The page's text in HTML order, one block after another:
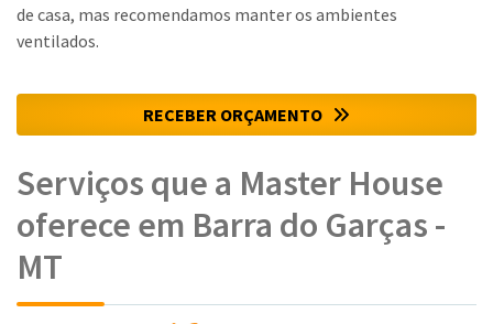
de casa, mas recomendamos manter os ambientes
ventilados.
RECEBER ORÇAMENTO
Serviços que a Master House
oferece em Barra do Garças -
MT